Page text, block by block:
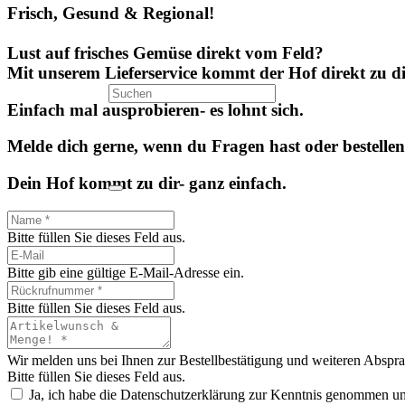
Frisch, Gesund & Regional!
Lust auf fri­sches Gemü­se direkt vom Feld?
Mit unse­rem Lie­fer­ser­vice kommt der Hof direkt zu
Ein­fach mal aus­­­pro­­bie­­ren- es lohnt sich.
Mel­de dich ger­ne, wenn du Fra­gen hast oder
Dein Hof kommt zu dir- ganz einfach.
Bit­te fül­len Sie die­ses Feld aus.
Bit­te gib eine gül­ti­ge E‑Mail-Adres­se ein.
Bit­te fül­len Sie die­ses Feld aus.
Wir mel­den uns bei Ihnen zur Bestell­be­stä­ti­gung und wei­te­ren
Bit­te fül­len Sie die­ses Feld aus.
Ja, ich habe die Daten­schutz­er­klä­rung zur Kennt­nis genom­men